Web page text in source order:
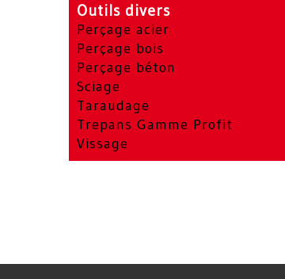
Outils divers
Perçage acier
Perçage bois
Perçage béton
Sciage
Taraudage
Trepans Gamme Profit
Vissage